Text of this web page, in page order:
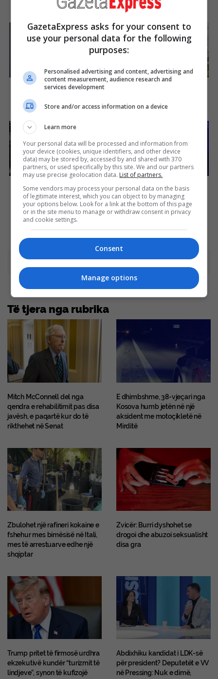
Brainberries
Why Did He Leave At The
Peak Of This Show's Run?
Brainberries
See How The Blue Lagoon
Transformations Of These
Stars
Brainberries
Cave Churches
Brainberries
Advertisement
Të tjera nga rubrika
Mitch McConnell del nga
qendra e rehabilitimit pas disa
javësh, e paqartë kur do të
rikthehet në Senat
E dhimbshme, 38-vjeçari nga
Kosova humb jetën në një
aksident me motoçikletë në
Mirditë
Zbulohet një rafineri kokaine e
fshehur mes bimësisë në Itali,
mes të arrestuarve edhe një
shqiptar
Zvicër: Burri dyshohet se
drogoi dhe abuzoi seksualisht
disa gra
Trump pritet të firmosë urdhra
ekzekutivë kundër “turizmit të
lindjeve”, synon të kufizojë
Abdixhiku kandidat i LDK-së
për president? Deputetët e VV
në Pressing: Nuk e dimë,
GazetaExpress asks for your consent to
use your personal data for the following
purposes:
Personalised advertising and content, advertising and
content measurement, audience research and
services development
Store and/or access information on a device
Learn more
Your personal data will be processed and information from
your device (cookies, unique identifiers, and other device
data) may be stored by, accessed by and shared with 370
partners, or used specifically by this site. We and our partners
may use precise geolocation data. List of partners.
Some vendors may process your personal data on the basis
of legitimate interest, which you can object to by managing
your options below. Look for a link at the bottom of this page
or in the site menu to manage or withdraw consent in privacy
and cookie settings.
Consent
Manage options